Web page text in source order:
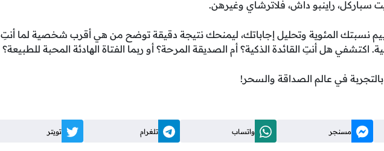
سباركل، راينبو داش، فلاترشاي وغيرهن.
نسبتك المئوية وتحليل إجاباتك، ليمنحك نتيجة دقيقة توضح من هي أقرب شخصية لما أنتِ
اكتشفي هل أنتِ القائدة الذكية؟ أم الصديقة المرحة؟ أو ربما الفتاة الهادئة المحبة للطبيعة؟
في عالم الصداقة والسحر!
مسنجر واتساب تلغرام تويتر